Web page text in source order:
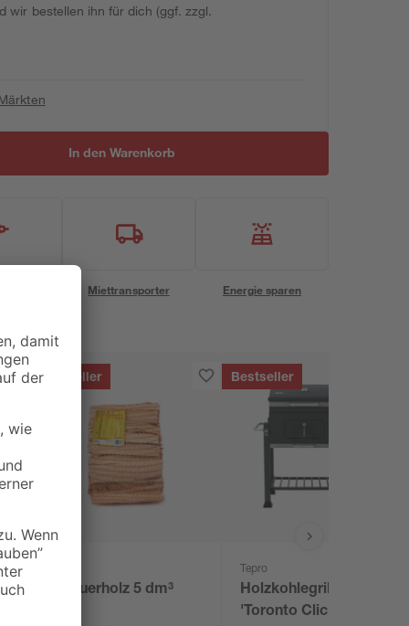
wir bestellen ihn für dich (ggf. zzgl.
In den Warenkorb
Miettransporter Energie sparen
Bestseller
Anfeuerholz 5 dm³
Bestseller
Tepro
Holzkohlegrill
'Toronto Click 2019'